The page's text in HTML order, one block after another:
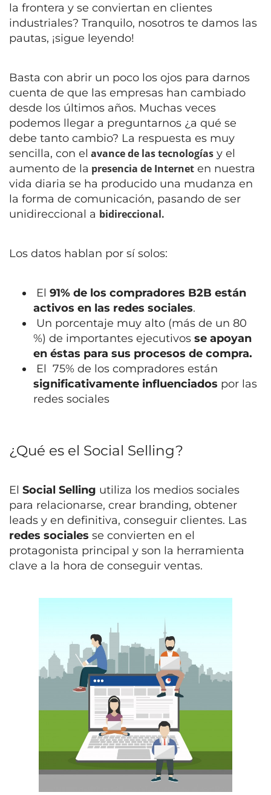
la frontera y se conviertan en clientes
industriales? Tranquilo, nosotros te damos las
pautas, ¡sigue leyendo!
Basta con abrir un poco los ojos para darnos
cuenta de que las empresas han cambiado
desde los últimos años. Muchas veces
podemos llegar a preguntarnos ¿a qué se
debe tanto cambio? La respuesta es muy
sencilla, con el avance de las tecnologías y el
aumento de la presencia de Internet en nuestra
vida diaria se ha producido una mudanza en
la forma de comunicación, pasando de ser
unidireccional a bidireccional.
Los datos hablan por sí solos:
El 91% de los compradores B2B están
activos en las redes sociales.
Un porcentaje muy alto (más de un 80
%) de importantes ejecutivos se apoyan
en éstas para sus procesos de compra.
El 75% de los compradores están
significativamente influenciados por las
redes sociales
¿Qué es el Social Selling?
El Social Selling utiliza los medios sociales
para relacionarse, crear branding, obtener
leads y en definitiva, conseguir clientes. Las
redes sociales se convierten en el
protagonista principal y son la herramienta
clave a la hora de conseguir ventas.